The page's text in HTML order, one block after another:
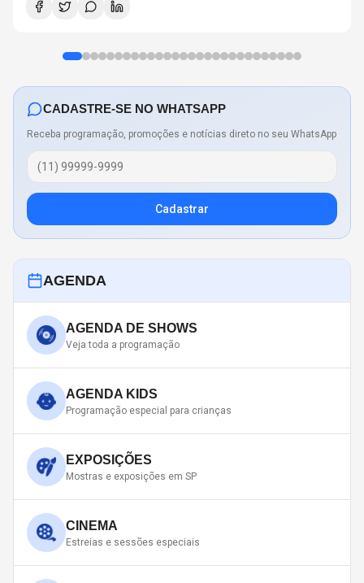
CADASTRE-SE NO WHATSAPP
Receba programação, promoções e notícias direto no seu WhatsApp
Cadastrar
AGENDA
AGENDA DE SHOWS
Veja toda a programação
AGENDA KIDS
Programação especial para crianças
EXPOSIÇÕES
Mostras e exposições em SP
CINEMA
Estreias e sessões especiais